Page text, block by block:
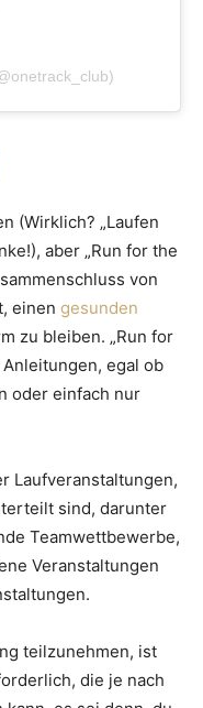
(Wirklich? „Laufen
aber „Run for the
von
einen gesunden
zu bleiben. „Run for
egal ob
oder einfach nur
Laufveranstaltungen,
sind, darunter
Teamwettbewerbe,
Veranstaltungen
teilzunehmen, ist
die je nach